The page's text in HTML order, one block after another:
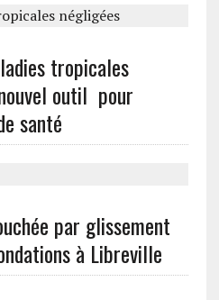
tropicales
outil pour
santé
par glissement
à Libreville